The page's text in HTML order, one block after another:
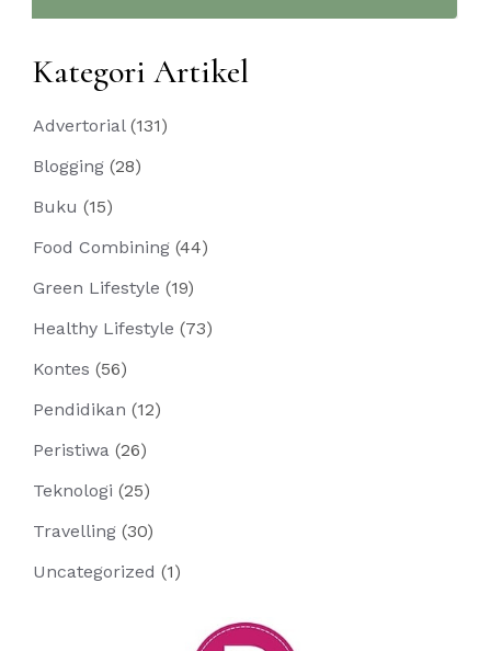
Kategori Artikel
Advertorial(131)
Blogging (28)
Buku (15)
Food Combining (44)
Green Lifestyle (19)
Healthy Lifestyle (73)
Kontes (56)
Pendidikan (12)
Peristiwa (26)
Teknologi (25)
Travelling (30)
Uncategorized (1)